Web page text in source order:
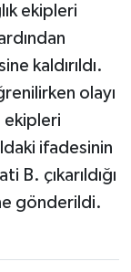
ekipleri
kaldırıldı.
olayı
ekipleri
ifadesinin
B. çıkarıldığı
gönderildi.